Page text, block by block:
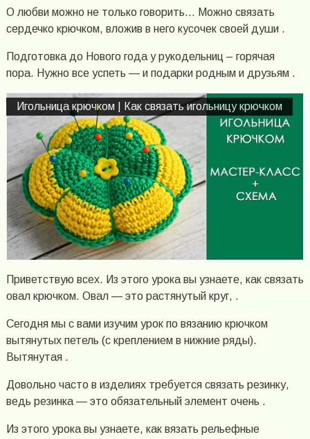
О любви можно не только говорить… Можно связать
сердечко крючком, вложив в него кусочек своей души .
Подготовка до Нового года у рукодельниц – горячая
пора. Нужно все успеть — и подарки родным и друзьям .
Игольница крючком | Как связать игольницу крючком
Приветствую всех. Из этого урока вы узнаете, как связать
овал крючком. Овал — это растянутый круг, .
Сегодня мы с вами изучим урок по вязанию крючком
вытянутых петель (с креплением в нижние ряды).
Вытянутая .
Довольно часто в изделиях требуется связать резинку,
ведь резинка — это обязательный элемент очень .
Из этого урока вы узнаете, как вязать рельефные